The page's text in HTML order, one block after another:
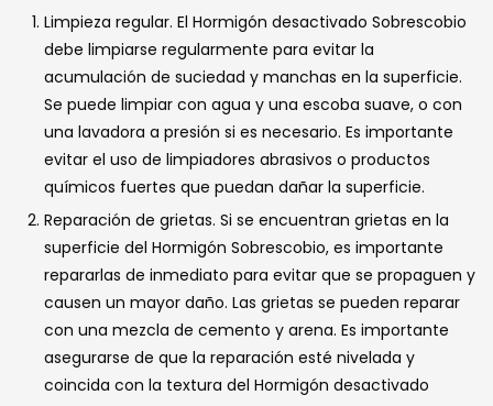
Limpieza regular. El Hormigón desactivado Sobrescobio
debe limpiarse regularmente para evitar la
acumulación de suciedad y manchas en la superficie.
Se puede limpiar con agua y una escoba suave, o con
una lavadora a presión si es necesario. Es importante
evitar el uso de limpiadores abrasivos o productos
químicos fuertes que puedan dañar la superficie.
Reparación de grietas. Si se encuentran grietas en la
superficie del Hormigón Sobrescobio, es importante
repararlas de inmediato para evitar que se propaguen y
causen un mayor daño. Las grietas se pueden reparar
con una mezcla de cemento y arena. Es importante
asegurarse de que la reparación esté nivelada y
coincida con la textura del Hormigón desactivado